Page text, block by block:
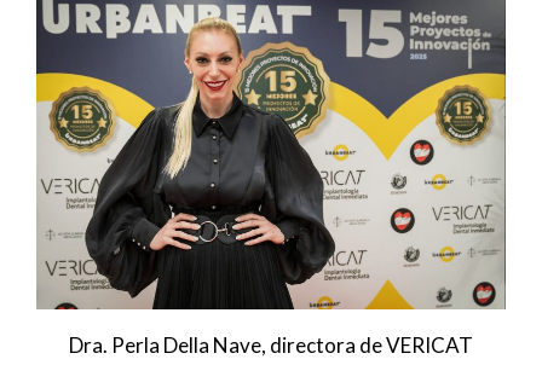
Dra. Perla Della Nave, directora de VERICAT